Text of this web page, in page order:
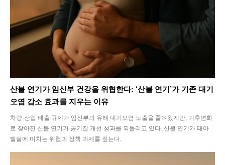
SEARCH...
Climate
Energy
산불 연기가 임신부 건강을 위협한다: ‘산불 연기’가 기존 대기
오염 감소 효과를 지우는 이유
차량·산업 배출 규제가 임신부의 유해 대기오염 노출을 줄여왔지만, 기후변화
로 잦아진 산불 연기가 공기질 개선 성과를 되돌리고 있다. 산불 연기가 태아
발달에 미치는 위험과 정책 과제를 짚는다.